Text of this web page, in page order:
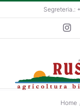
al
Segreteria.:
Home